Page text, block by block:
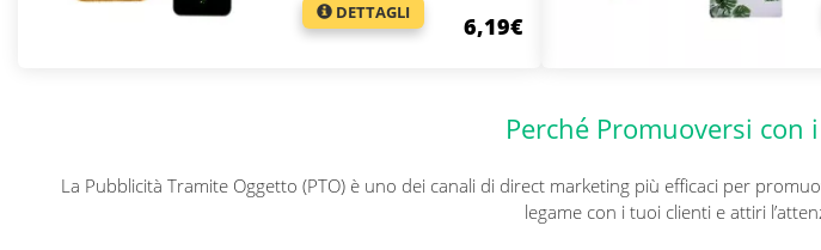
DETTAGLI 6,19€
Perché Promuoversi con
La Pubblicità Tramite Oggetto (PTO) è uno dei canali di direct marketing più efficaci per
legame con i tuoi clienti e attiri